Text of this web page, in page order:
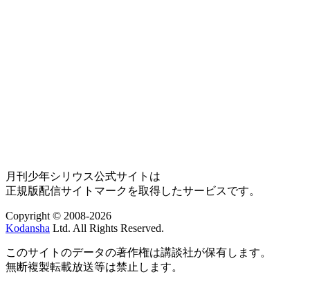
月刊少年シリウス公式サイトは
正規版配信サイトマークを取得したサービスです。
Copyright © 2008-2026
Kodansha Ltd. All Rights Reserved.
このサイトのデータの著作権は講談社が保有します。
無断複製転載放送等は禁止します。